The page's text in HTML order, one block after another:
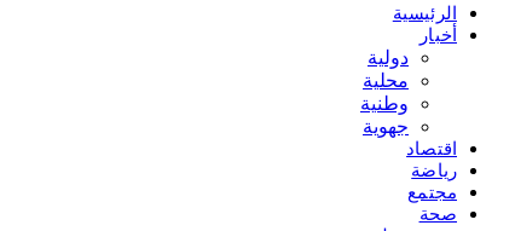
الرئيسية
أخبار
دولية
محلية
وطنية
جهوية
اقتصاد
رياضة
مجتمع
صحة